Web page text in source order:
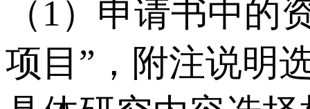
（1）申请书中的
项目”，附注说明